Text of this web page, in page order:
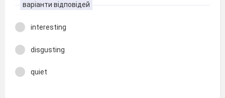
варіанти відповідей
interesting
disgusting
quiet